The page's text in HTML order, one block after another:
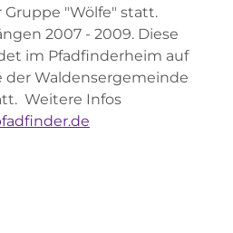
"Wölfe" statt.
2007 - 2009. Diese
im Pfadfinderheim auf
der Waldensergemeinde
Weitere Infos